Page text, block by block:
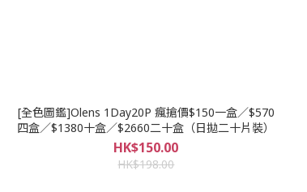
[全色圖鑑]Olens 1Day20P 瘋搶價$150一盒／$570
四盒／$1380十盒／$2660二十盒（日拋二十片裝）
HK$150.00
HK$198.00